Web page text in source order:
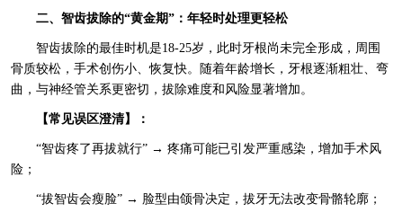
二、智齿拔除的“黄金期”：年轻时处理更轻松
智齿拔除的最佳时机是18-25岁，此时牙根尚未完全形成，周围
骨质较松，手术创伤小、恢复快。随着年龄增长，牙根逐渐粗壮、弯
曲，与神经管关系更密切，拔除难度和风险显著增加。
【常见误区澄清】：
“智齿疼了再拔就行” → 疼痛可能已引发严重感染，增加手术风
险；
“拔智齿会瘦脸” → 脸型由颌骨决定，拔牙无法改变骨骼轮廓；